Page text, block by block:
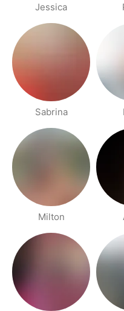
Jessica
Sabrina
Milton